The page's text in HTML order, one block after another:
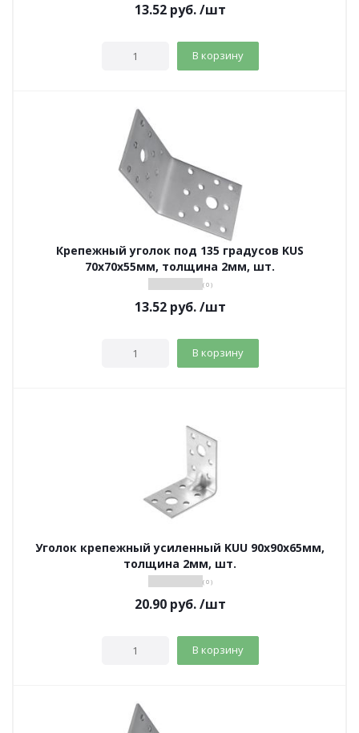
13.52руб. /шт
В корзину
Крепежный уголок под 135 градусов KUS
70х70х55мм, толщина 2мм, шт.
( 0 )
13.52руб. /шт
В корзину
Уголок крепежный усиленный KUU 90х90х65мм,
толщина 2мм, шт.
( 0 )
20.90руб. /шт
В корзину